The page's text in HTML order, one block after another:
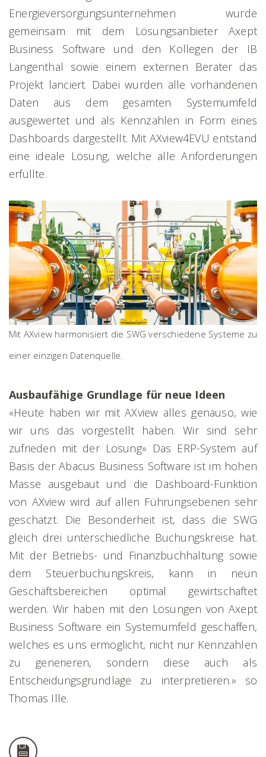
Energieversorgungsunternehmen wurde
gemeinsam mit dem Lösungsanbieter Axept
Business Software und den Kollegen der IB
Langenthal sowie einem externen Berater das
Projekt lanciert. Dabei wurden alle vorhandenen
Daten aus dem gesamten Systemumfeld
ausgewertet und als Kennzahlen in Form eines
Dashboards dargestellt. Mit AXview4EVU entstand
eine ideale Lösung, welche alle Anforderungen
erfüllte.
Mit AXview harmonisiert die SWG verschiedene Systeme zu
einer einzigen Datenquelle.
Ausbaufähige Grundlage für neue Ideen
«Heute haben wir mit AXview alles genauso, wie
wir uns das vorgestellt haben. Wir sind sehr
zufrieden mit der Lösung» Das ERP-System auf
Basis der Abacus Business Software ist im hohen
Masse ausgebaut und die Dashboard-Funktion
von AXview wird auf allen Führungsebenen sehr
geschätzt. Die Besonderheit ist, dass die SWG
gleich drei unterschiedliche Buchungskreise hat.
Mit der Betriebs- und Finanzbuchhaltung sowie
dem Steuerbuchungskreis, kann in neun
Geschäftsbereichen optimal gewirtschaftet
werden. Wir haben mit den Lösungen von Axept
Business Software ein Systemumfeld geschaffen,
welches es uns ermöglicht, nicht nur Kennzahlen
zu generieren, sondern diese auch als
Entscheidungsgrundlage zu interpretieren.» so
Thomas Ille.